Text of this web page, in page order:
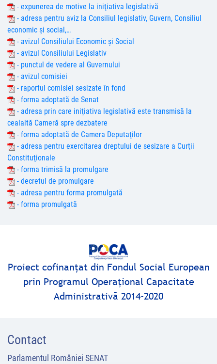
- expunerea de motive la iniţiativa legislativă
- adresa pentru aviz la Consiliul legislativ, Guvern, Consiliul
economic şi social,…
- avizul Consiliului Economic şi Social
- avizul Consiliului Legislativ
- punctul de vedere al Guvernului
- avizul comisiei
- raportul comisiei sesizate în fond
- forma adoptată de Senat
- adresa prin care iniţiativa legislativă este transmisă la
cealaltă Cameră spre dezbatere
- forma adoptată de Camera Deputaţilor
- adresa pentru exercitarea dreptului de sesizare a Curţii
Constituţionale
- forma trimisă la promulgare
- decretul de promulgare
- adresa pentru forma promulgată
- forma promulgată
Proiect cofinanţat din Fondul Social European
prin Programul Operaţional Capacitate
Administrativă 2014-2020
Contact
Parlamentul României SENAT